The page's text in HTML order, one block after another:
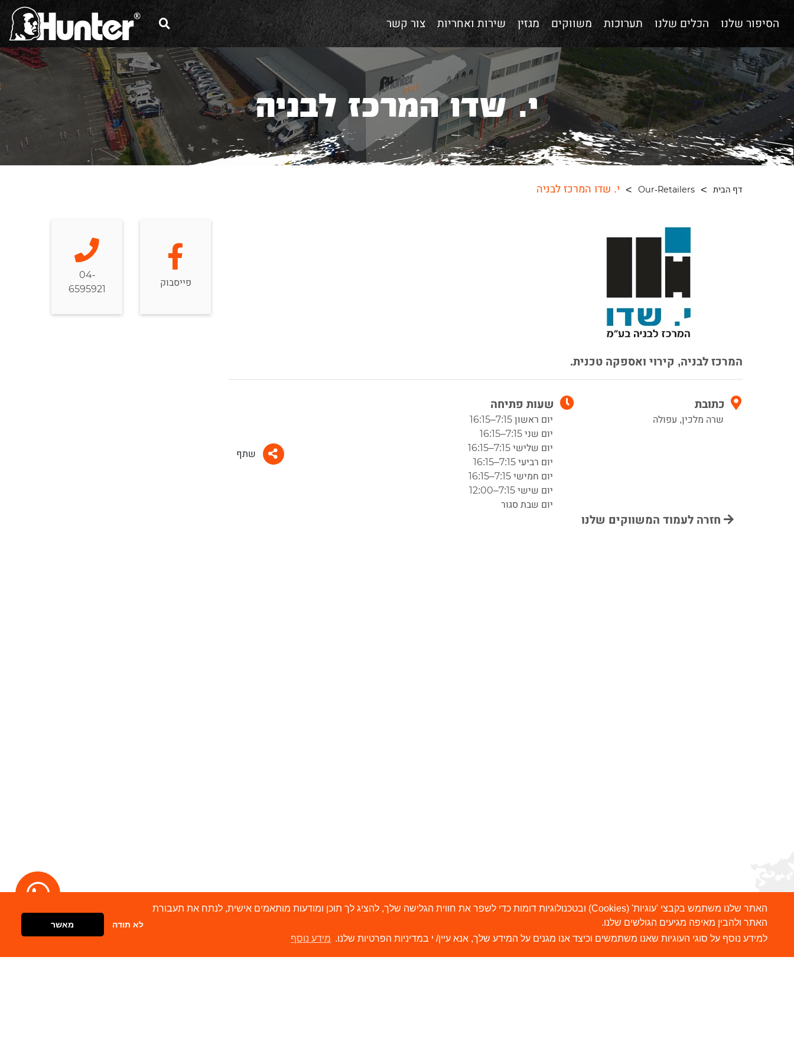
האתר שלנו משתמש בקבצי 'עוגיות' (Cookies) ובטכנולוגיות דומות כדי לשפר את חווית הגלישה שלך, להציג לך תוכן ומודעות מותאמים אישית, לנתח את תעבורת
האתר ולהבין מאיפה מגיעים הגולשים שלנו.
למידע נוסף על סוגי העוגיות שאנו משתמשים וכיצד אנו מגנים על המידע שלך, אנא עיין/ י במדיניות הפרטיות שלנו. מידע נוסף
לא תודה מאשר
הסיפור שלנו הכלים שלנו תערוכות משווקים מגזין שירות ואחריות צור קשר
י. שדו המרכז לבניה
דף הבית Our-Retailers י. שדו המרכז לבניה
המרכז לבניה, קירוי ואספקה טכנית.
כתובת
שרה מלכין, עפולה
שעות פתיחה
יום ראשון 7:15–16:15
יום שני 7:15–16:15
יום שלישי 7:15–16:15
יום רביעי 7:15–16:15
יום חמישי 7:15–16:15
יום שישי 7:15–12:00
יום שבת סגור
שתף
פייסבוק
04-
6595921
חזרה לעמוד המשווקים שלנו
דברו איתנו